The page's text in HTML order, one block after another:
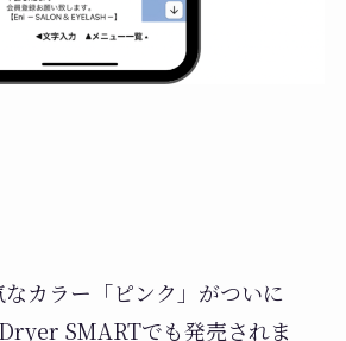
カラー「ピンク」がついに
SMARTでも発売されま